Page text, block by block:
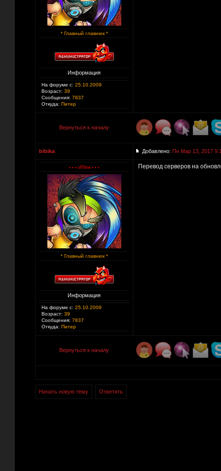
* Главный главнюк *
Информация
На форуме с: 25.10.2009
Возраст: 39
Сообщения: 7837
Откуда: Питер
Вернуться к началу
bibika Добавлено: Пн Мар 13, 2017
* Главный главнюк *
Информация
На форуме с: 25.10.2009
Возраст: 39
Сообщения: 7837
Откуда: Питер
Перевод серверов на
Вернуться к началу
Начать новую тему Ответить